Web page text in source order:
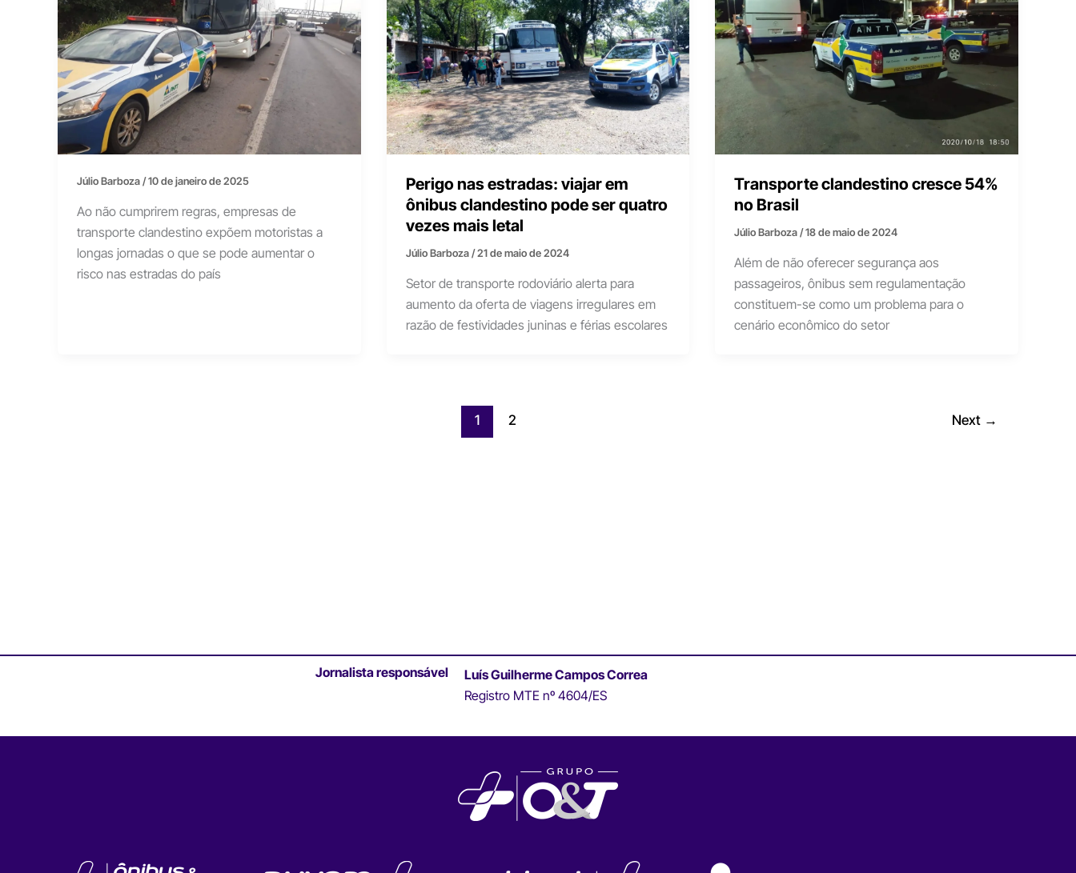
Júlio Barboza/10 de janeiro de 2025
Ao não cumprirem regras, empresas de
transporte clandestino expõem motoristas a
longas jornadas o que se pode aumentar o
risco nas estradas do país
Perigo nas estradas: viajar em
ônibus clandestino pode ser quatro
vezes mais letal
Júlio Barboza/21 de maio de 2024
Setor de transporte rodoviário alerta para
aumento da oferta de viagens irregulares em
razão de festividades juninas e férias escolares
Transporte clandestino cresce 54%
no Brasil
Júlio Barboza/18 de maio de 2024
Além de não oferecer segurança aos
passageiros, ônibus sem regulamentação
constituem-se como um problema para o
cenário econômico do setor
1 2 Next →
Jornalista responsável
Luís Guilherme Campos Correa
Registro MTE nº 4604/ES